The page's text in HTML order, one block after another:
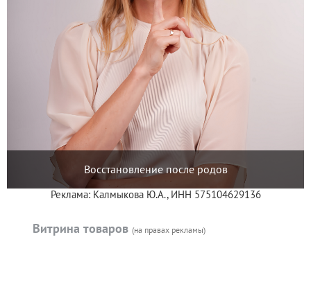
Восстановление после родов
Реклама: Калмыкова Ю.А., ИНН 575104629136
Витрина товаров (на правах рекламы)